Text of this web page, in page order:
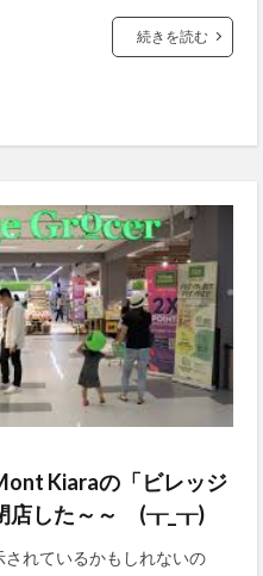
続きを読む
Kiaraの「ビレッジ
店した～～ (┰_┰)
れているかもしれないの